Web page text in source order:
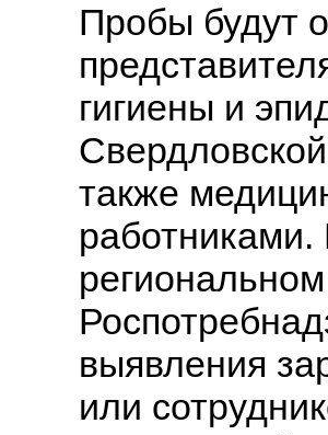
Пробы будут
гигиены и
также
работниками.
региональном
выявления
или